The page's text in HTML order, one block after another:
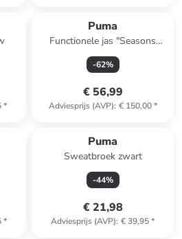
*
Puma
Functionele jas "Seasons
LTWT" oranje
-62%
€ 56,99
Adviesprijs (AVP): € 150,00*
*
Puma
Sweatbroek zwart
-44%
€ 21,98
Adviesprijs (AVP): € 39,95*